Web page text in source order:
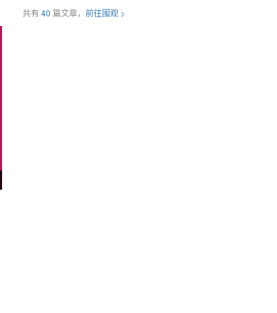
共有40 篇文章， 前往围观 >